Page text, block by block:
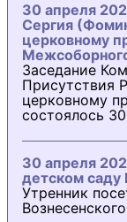
30 апреля
Сергия
церковному
Заседание
Присутствия
церковному
состоялось
30 апреля
детском
Утренник